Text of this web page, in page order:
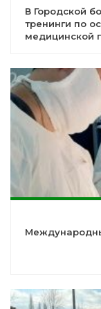
В Городской
тренинги по
медицинской